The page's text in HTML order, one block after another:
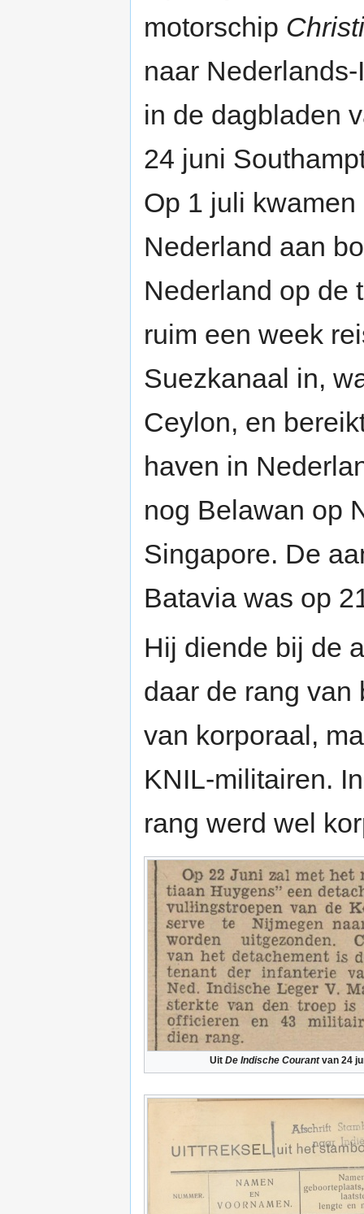
motorschip
naar
in de dagbladen
24 juni
Op 1 juli
Nederland aan
Nederland op de
ruim een week
Suezkanaal in,
Ceylon, en
haven in
nog Belawan op
Singapore. De
Batavia was op
Hij diende bij de
daar de rang van
van korporaal,
KNIL-militairen.
rang werd wel
Uit De Indische Courantvan 24